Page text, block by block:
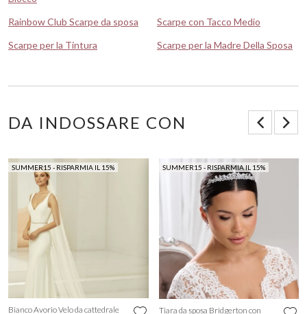
Rainbow Club Scarpe da sposa
Scarpe con Tacco Medio
Scarpe per la Tintura
Scarpe per la Madre Della Sposa
DA INDOSSARE CON
SUMMER15 - RISPARMIA IL 15%
Bianco Avorio Velo da cattedrale
SUMMER15 - RISPARMIA IL 15%
Tiara da sposa Bridgerton con